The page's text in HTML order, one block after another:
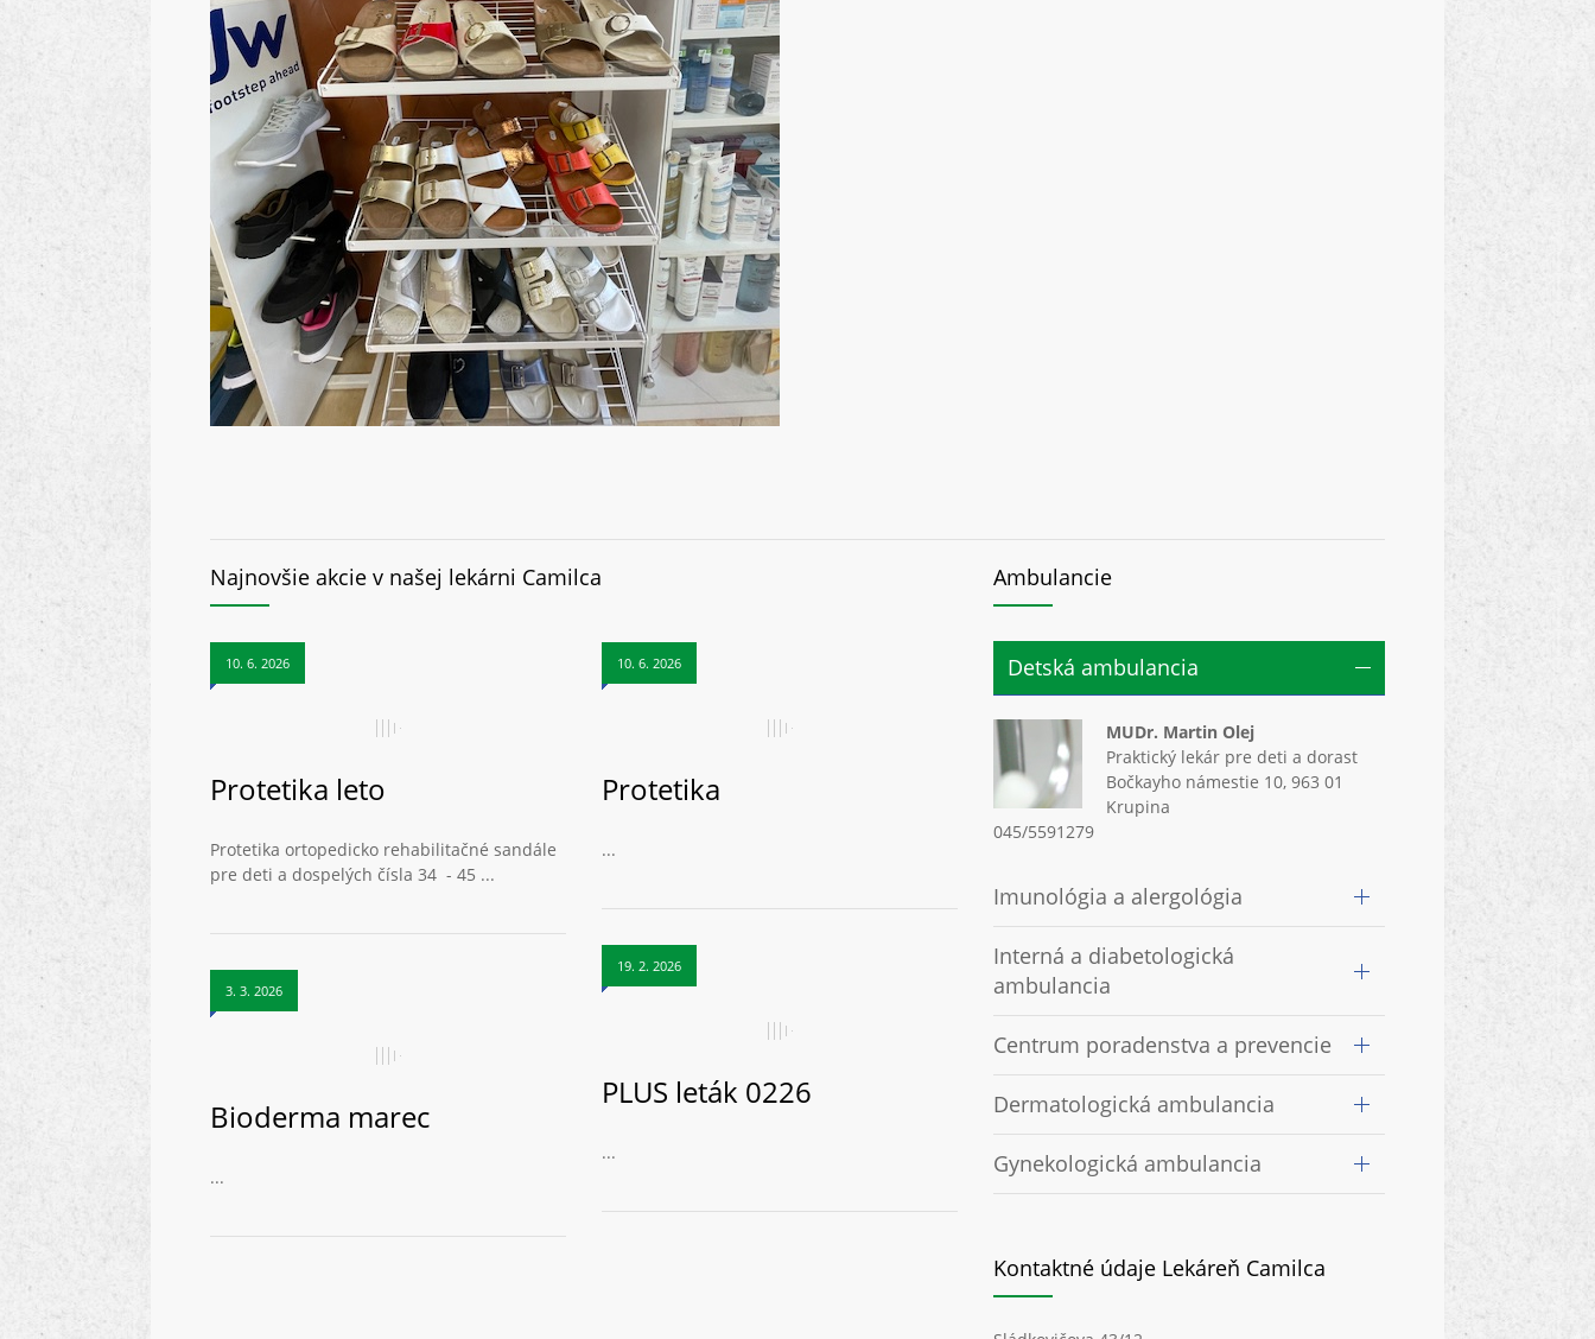
Najnovšie akcie v našej lekárni Camilca
10. 6. 2026
Protetika leto
Protetika ortopedicko rehabilitačné sandále
pre deti a dospelých čísla 34 - 45 ...
3. 3. 2026
Bioderma marec
...
10. 6. 2026
Protetika
...
19. 2. 2026
PLUS leták 0226
...
Ambulancie
Detská ambulancia
MUDr. Martin Olej
Praktický lekár pre deti a dorast
Bočkayho námestie 10, 963 01
Krupina
045/5591279
Imunológia a alergológia
Interná a diabetologická
ambulancia
Centrum poradenstva a prevencie
Dermatologická ambulancia
Gynekologická ambulancia
Kontaktné údaje Lekáreň Camilca